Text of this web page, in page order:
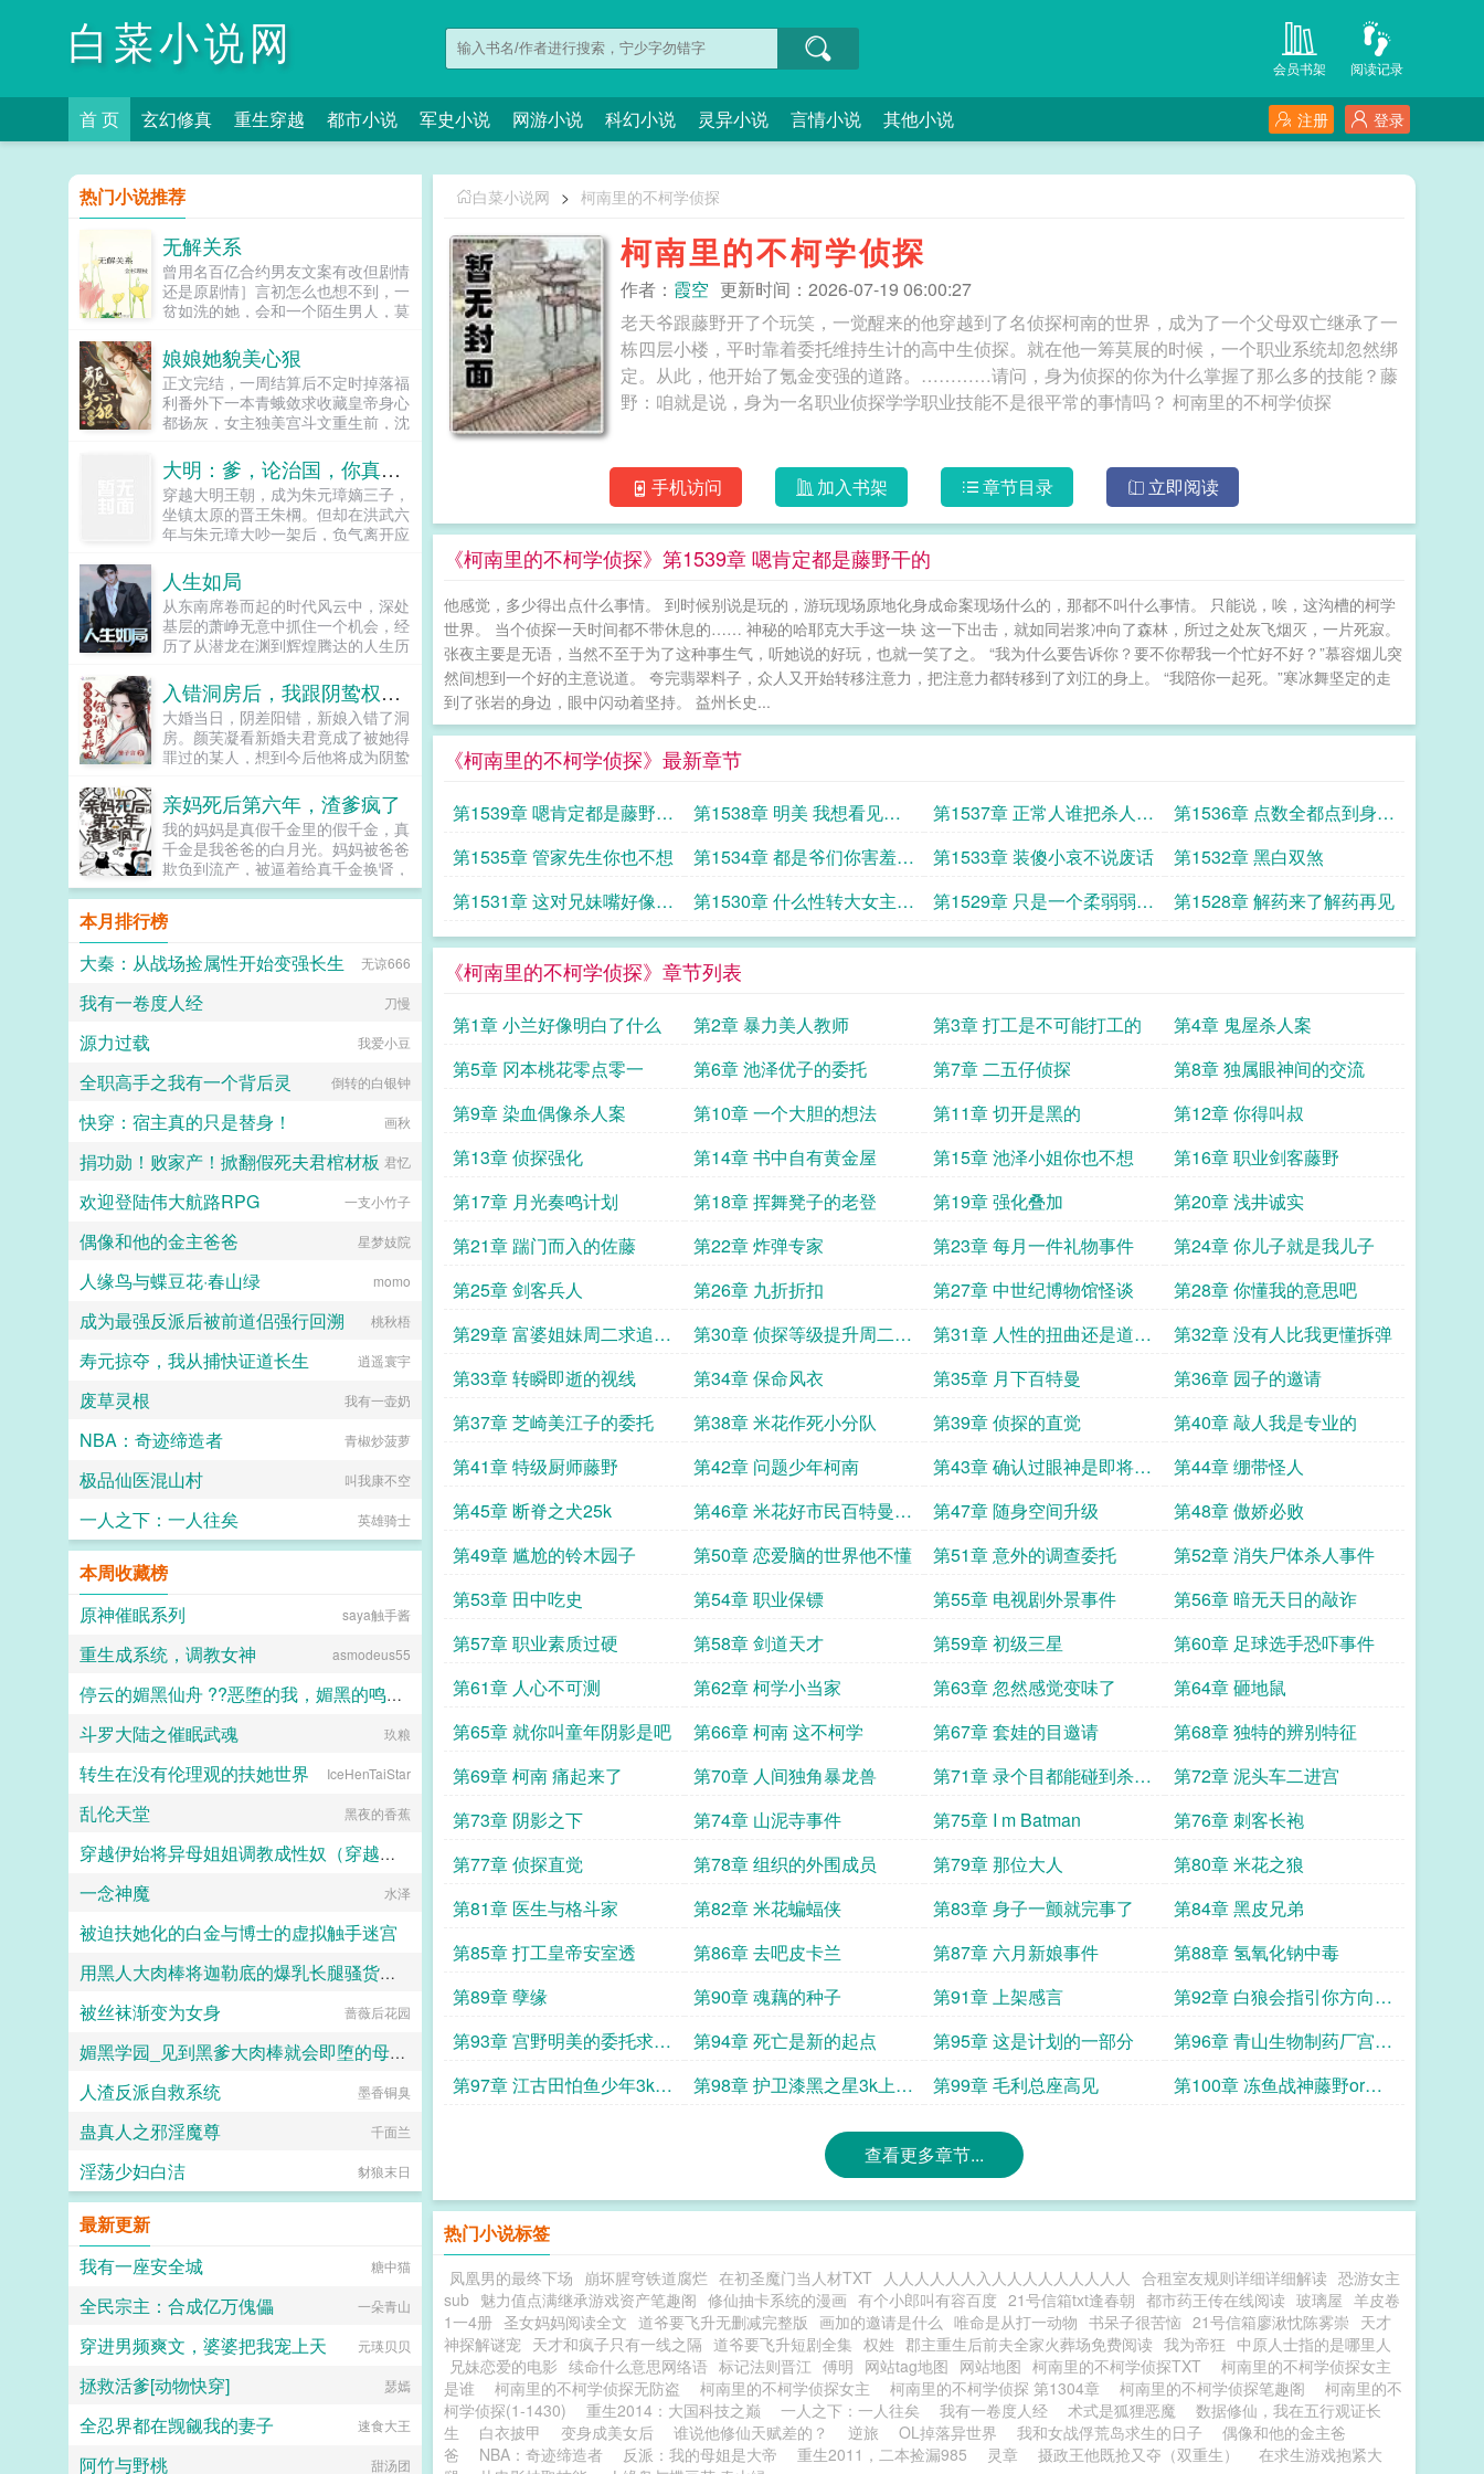
白菜小说网 阅读记录
会员书架
首 页 玄幻修真 重生穿越 都市小说 军史小说 网游小说 科幻小说 灵异小说 言情小说 其他小说 登录
注册
白菜小说网 > 柯南里的不柯学侦探
柯南里的不柯学侦探
作者： 霞空 更新时间：2026-07-19 06:00:27
老天爷跟藤野开了个玩笑，一觉醒来的他穿越到了名侦探柯南的世界，成为了一个父母双亡继承了一
栋四层小楼，平时靠着委托维持生计的高中生侦探。就在他一筹莫展的时候，一个职业系统却忽然绑
定。从此，他开始了氪金变强的道路。…………请问，身为侦探的你为什么掌握了那么多的技能？藤
野：咱就是说，身为一名职业侦探学学职业技能不是很平常的事情吗？ 柯南里的不柯学侦探
手机访问 加入书架 章节目录 立即阅读
《柯南里的不柯学侦探》第1539章 嗯肯定都是藤野干的
他感觉，多少得出点什么事情。 到时候别说是玩的，游玩现场原地化身成命案现场什么的，那都不叫什么事情。 只能说，唉，这沟槽的柯学
世界。 当个侦探一天时间都不带休息的…… 神秘的哈耶克大手这一块 这一下出击，就如同岩浆冲向了森林，所过之处灰飞烟灭，一片死寂。
张夜主要是无语，当然不至于为了这种事生气，听她说的好玩，也就一笑了之。 “我为什么要告诉你？要不你帮我一个忙好不好？”慕容烟儿突
然间想到一个好的主意说道。 夸完翡翠料子，众人又开始转移注意力，把注意力都转移到了刘江的身上。 “我陪你一起死。”寒冰舞坚定的走
到了张岩的身边，眼中闪动着坚持。 益州长史...
《柯南里的不柯学侦探》最新章节
第1539章 嗯肯定都是藤野干
的
第1538章 明美 我想看见血
流成河
第1537章 正常人谁把杀人挂
嘴边啊
第1536章 点数全都点到身体
素质这一块
第1535章 管家先生你也不想
第1534章 都是爷们你害羞什
么啊
第1533章 装傻小哀不说废话
第1532章 黑白双煞
第1531章 这对兄妹嘴好像淬
了毒
第1530章 什么性转大女主委
托
第1529章 只是一个柔弱弱弱
的女生罢了
第1528章 解药来了解药再见
《柯南里的不柯学侦探》章节列表
第1章 小兰好像明白了什么 第2章 暴力美人教师 第3章 打工是不可能打工的
第4章 鬼屋杀人案
第5章 冈本桃花零点零一
第6章 池泽优子的委托 第7章 二五仔侦探
第8章 独属眼神间的交流
第9章 染血偶像杀人案
第10章 一个大胆的想法 第11章 切开是黑的
第12章 你得叫叔
第13章 侦探强化
第14章 书中自有黄金屋 第15章 池泽小姐你也不想
第16章 职业剑客藤野
第17章 月光奏鸣计划
第18章 挥舞凳子的老登 第19章 强化叠加
第20章 浅井诚实
第21章 踹门而入的佐藤
第22章 炸弹专家 第23章 每月一件礼物事件
第24章 你儿子就是我儿子
第25章 剑客兵人
第26章 九折折扣 第27章 中世纪博物馆怪谈
第28章 你懂我的意思吧
第29章 富婆姐妹周二求追读
25k1
第30章 侦探等级提升周二求
追读25k2
第31章 人性的扭曲还是道德
的沦丧
第32章 没有人比我更懂拆弹
第33章 转瞬即逝的视线
第34章 保命风衣 第35章 月下百特曼
第36章 园子的邀请
第37章 芝崎美江子的委托
第38章 米花作死小分队 第39章 侦探的直觉
第40章 敲人我是专业的
第41章 特级厨师藤野
第42章 问题少年柯南
第43章 确认过眼神是即将遇
害的人
第44章 绷带怪人
第45章 断脊之犬25k
第46章 米花好市民百特曼
25k
第47章 随身空间升级
第48章 傲娇必败
第49章 尴尬的铃木园子
第50章 恋爱脑的世界他不懂 第51章 意外的调查委托
第52章 消失尸体杀人事件
第53章 田中吃史
第54章 职业保镖 第55章 电视剧外景事件
第56章 暗无天日的敲诈
第57章 职业素质过硬
第58章 剑道天才 第59章 初级三星
第60章 足球选手恐吓事件
第61章 人心不可测
第62章 柯学小当家 第63章 忽然感觉变味了
第64章 砸地鼠
第65章 就你叫童年阴影是吧
第66章 柯南 这不柯学 第67章 套娃的目邀请
第68章 独特的辨别特征
第69章 柯南 痛起来了
第70章 人间独角暴龙兽
第71章 录个目都能碰到杀人
案
第72章 泥头车二进宫
第73章 阴影之下
第74章 山泥寺事件 第75章 I m Batman
第76章 刺客长袍
第77章 侦探直觉
第78章 组织的外围成员 第79章 那位大人
第80章 米花之狼
第81章 医生与格斗家
第82章 米花蝙蝠侠 第83章 身子一颤就完事了
第84章 黑皮兄弟
第85章 打工皇帝安室透
第86章 去吧皮卡兰 第87章 六月新娘事件
第88章 氢氧化钠中毒
第89章 孽缘
第90章 魂藕的种子 第91章 上架感言
第92章 白狼会指引你方向求
首订
第93章 宫野明美的委托求首
订
第94章 死亡是新的起点 第95章 这是计划的一部分
第96章 青山生物制药厂宫野
志保
第97章 江古田怕鱼少年3k上
第98章 护卫漆黑之星3k上架
第99章 毛利总座高见
第100章 冻鱼战神藤野or怪
查看更多章节...
热门小说标签
凤凰男的最终下场 崩坏腥穹铁道腐烂 在初圣魔门当人材TXT 人人人人人人入人人人人人人人人人 合租室友规则详细详细解读 恐游女主
sub 魅力值点满继承游戏资产笔趣阁 修仙抽卡系统的漫画 有个小郎叫有容百度 21号信箱txt逢春朝 都市药王传在线阅读 玻璃屋 羊皮卷
1一4册 圣女妈妈阅读全文 道爷要飞升无删减完整版 画加的邀请是什么 唯命是从打一动物 书呆子很苦恼 21号信箱廖湫忱陈雾崇 天才
神探解谜宠 天才和疯子只有一线之隔 道爷要飞升短剧全集 权姓 郡主重生后前夫全家火葬场免费阅读 我为帝狂 中原人士指的是哪里人
兄妹恋爱的电影 续命什么意思网络语 标记法则晋江 傅明 网站tag地图 网站地图 柯南里的不柯学侦探TXT
柯南里的不柯学侦探女主
是谁
柯南里的不柯学侦探无防盗 柯南里的不柯学侦探女主 柯南里的不柯学侦探 第1304章 柯南里的不柯学侦探笔趣阁
柯南里的不
柯学侦探(1-1430)
重生2014：大国科技之巅 一人之下：一人往矣 我有一卷度人经 术式是狐狸恶魔
数据修仙，我在五行观证长
生
白衣披甲 变身成美女后 谁说他修仙天赋差的？ 逆旅 OL掉落异世界 我和女战俘荒岛求生的日子
偶像和他的金主爸
爸
NBA：奇迹缔造者 反派：我的母姐是大帝 重生2011，二本捡漏985 灵章 摄政王他既抢又夺（双重生）
在求生游戏抱紧大
热门小说推荐
无解关系
曾用名百亿合约男友文案有改但剧情
还是原剧情］言初怎么也想不到，一
贫如洗的她，会和一个陌生男人，莫
富交换。说白了就是他的钱进了她账
户，她的钱进了他账户还转！不！
回！去！好消息对方是陆洺执，陆氏
集团太子爷，多金，年轻，人还帅。
坏消息这人脾气差，控制欲强，还打
娘娘她貌美心狠
正文完结，一周结算后不定时掉落福
利番外下一本青蛾敛求收藏皇帝身心
都扬灰，女主独美宫斗文重生前，沈
是不幸小产的失宠妃嫔。而这一切的
罪魁祸首，是曾与她相恋的帝
王。 怀着没有刺死皇帝的遗憾，
沈知姁回到事发那年。 彼时，她
正被迫在寝殿中安静养病。四下一
心，想趁机上位的宫女蠢蠢欲动，熟
识的太医问无此人更有素来不和的妃
嫔们，个个落井下石，迫不及待地要
将她踩下。可沈知姁只虚弱一笑。她
旨虽然已下，但距离被二次牵连，尚
有三年。而曾失去的孩子，也在未来
等她。冬夜初雪，帝王生辰之日。沈
知姁粉面憔悴，朱唇莹白，携着一碗
亲手做的长寿面，遥遥立在阶
颤，语带哭腔。只言对皇帝的错悔与
思恋。 她的眼眸如春水一样清
澈。盈满了浓烈真挚又纯粹的爱意。
这是帝王毕生所求最为渴盼之
物。 帝王此时尚且年轻稚嫩。见
沈知姁心意回转，更多了他所愿的乖
顺懂事，不由面露愧色，揽她入
怀。 沈知姁如一只失了羽毛的雀
儿，只露出娇艳的侧脸和白洁脆弱的
颈脖。羽睫之下，掩着她的勃勃野心
和滔天恨意。 眼前的帝王，已经
不是她的心上人，只是一条为皇权恩
将仇报薄情寡义的恶犬。 她要
他无处可归。（小剧场）多年后，小
宫女恭敬为垂帘听政的沈太后挽髻。
她望着镜中风韵绝佳的高位者，不由
怔怔娘娘当真貌美。 这得多亏先
帝去得早。沈太后挑眉轻笑，神情愉
悦地为自己挑选簪花。她赢到今日，
凭借的不止有美貌。貌美心狠，方成
大事。阅读须知 1本文为传统型
宫斗权谋，非甜宠，男非c 背景
架空，节奏慢热（尤其在前期），会
偏一点群像 2女主过程成长结局
独美，狗皇帝挫骨扬灰（物理＋心
理） 3配角妃嫔大多为自身家族
奋斗，视妃位如官职 4作者想看
复仇宫斗，自割腿肉，宫斗权谋小
白，会努力写得有逻辑qaq感谢小天
使们的支持和喜欢！宫斗预收独占圣
爱躺平推推宫斗预收独占圣心宫女上
位宫斗文，女主扮猪吃老虎 六岁生
辰那日，盈桃从官家小姐沦为宫中罪
奴，剥夺姓名，发配行宫。她苦心经
营十年，趁着新帝即位，使巧计拿回
姓名回到皇宫。 只时运不济，撞
上嫔妃们暗斗，被贤妃当作添堵的玩
意儿，指给面善心妒的胡婕妤。
盈桃立时低掩一张娇面，决定韬光养
晦，静待时机。 她从不打扮招展
会傻傻的笑脸相迎。 终
盈六宫。 莺莺燕燕如蝶飞，
踏足。 逼得胡婕妤要在自己宫中
心。 于是胡婕妤的目光落在
明远帝记得毓秀宫中，有个小宫女格
姿，令人生怜。笑时眉如弯月，尤其
情的梨涡，似盈满了两汪春水，婉转
心。 直到红烛金帐中，明远
上，也有两个盈满春水的涡。 几
宫女受了极大的委屈，杏眼泪濛濛，
意养得圆润的玉肌上，是青紫骇人的
极。 小宫女却伸出一双柔荑，勾
愿陛下为难。 哄得明远帝心肝都
他没瞧见，盈桃委屈抿起的唇角，弯
起一点儿弧度。 众人皆知，明远
排众议，彻查一桩陈年旧案。 助
偿，那双笑盈盈的眼望向凤座。淑妃
才刚刚开始呢。...
大明：爹，论治国，你真不行
穿越大明王朝，成为朱元璋嫡三子，
坐镇太原的晋王朱棡。但却在洪武六
年与朱元璋大吵一架后，负气离开应
起，朱棡不仅将太原治理的仅仅有
条，更是为大明戍守边塞，大败王保
保，将北元逼入绝境！可便是此时，
一道圣旨入太原，朝中以胡惟庸为首
的大臣弹劾朱棡拥兵自重，有不臣之
朱元璋老三，咱轻徭薄赋，可曾亏待
百姓？朱棡呵呵，天下穷苦唯有百
姓，若连田亩都没有，何以轻徭薄
赋，而百姓仍是水生火热！朱元璋我
明？朱棡呵呵，不改革弊端，若是一
昧杀杀杀，你哪怕是将天下官员全部
杀干净，又能如何？朱元璋我为你们
封王赐藩，就是为了让你们永享荣华
富贵，可曾对不起你们？朱棡呵呵，
以一国之力赡养朱家亲族？可曾听闻
物极必反，国亡族灭！逆子！朱元璋
怒喝道。呵呵，爹，论治国，你真不
行。朱棡淡然道。是夜，朱元璋留晋
王朱棡在京辅国，重议洪武诸策。...
人生如局
从东南席卷而起的时代风云中，深处
基层的萧峥无意中抓住一个机会，经
历了从潜龙在渊到辉煌腾达的人生历
入错洞房后，我跟阴鸷权臣去种田
大婚当日，阴差阳错，新娘入错了洞
房。颜芙凝看新婚夫君竟成了被她得
罪过的某人，想到今后他将成为阴鸷
不承想，新婚翌日他们就被赶去了乡
下种田。不想步炮灰女后尘，她努力
挣家业，顺毛捋他，当好他名义上的
妻。傅辞翊见新婚妻子竟成了曾退他
亲事的某女，本可当即和离了事，他
忽然改了主意。此般女子放在身旁日
日折磨才好。哪里想到此女娇软动
人，一颦一笑皆在勾人他竭力克制隐
忍，却不想折磨的竟是他自己。某
日，傅辞翊遇袭被击了脑袋，此后频
频梦见一个女子。梦里女子的脸，他
从未看清，却知她身上有处胎记，仿
若初绽的芙蕖某晚，颜芙凝在房中沐
浴，不小心被他看到了后腰。冷淡的
某人凤眸微敛，眼底似含了她读不懂
的复杂情绪。她莫名心慌欲逃。男人
却掐紧了她的腰肢，蹙眉警告莫再勾
我！颜芙凝是谁掐着她的腰不放？...
亲妈死后第六年，渣爹疯了
我的妈妈是真假千金里的假千金，真
千金是我爸爸的白月光。妈妈被爸爸
欺负到流产，被逼着给真千金换肾，
被绑架犯凌虐。终于，她解脱了。她
死了。妈妈死后第六年，爸爸突然后
悔了。他把真千金赶走，跪在坟墓前
哀求妈妈回到他的身边。所有人都认
为，她不会再回来了。只有我知道，
本月排行榜
大秦：从战场捡属性开始变强长生
无谅666
我有一卷度人经 刀慢
源力过载 我爱小豆
全职高手之我有一个背后灵 倒转的白银钟
快穿：宿主真的只是替身！ 画秋
捐功勋！败家产！掀翻假死夫君棺材板 君忆
欢迎登陆伟大航路RPG 一支小竹子
偶像和他的金主爸爸 星梦妓院
人缘鸟与蝶豆花·春山绿 momo
成为最强反派后被前道侣强行回溯 桃秋梧
寿元掠夺，我从捕快证道长生 逍遥寰宇
废草灵根 我有一壶奶
NBA：奇迹缔造者 青椒炒菠萝
极品仙医混山村 叫我康不空
一人之下：一人往矣 英雄骑士
本周收藏榜
原神催眠系列
saya触手酱
重生成系统，调教女神 asmodeus55
停云的媚黑仙舟 ??恶堕的我，媚黑的鸣火首席以及仙舟??
露露
斗罗大陆之催眠武魂 玖粮
转生在没有伦理观的扶她世界 IceHenTaiStar
乱伦天堂 黑夜的香蕉
穿越伊始将异母姐姐调教成性奴（穿越到异世界把高贵强大的女性征服至胯下）
dark
一念神魔 水泽
被迫扶她化的白金与博士的虚拟触手迷宫
用黑人大肉棒将迦勒底的爆乳长腿骚货英灵一个个的全都调教成发情媚黑母猪贱婊吧
克图格亚改二
被丝袜渐变为女身 蔷薇后花园
媚黑学园_见到黑爹大肉棒就会即堕的母猪教师和婊子学生
佚名
人渣反派自救系统 墨香铜臭
蛊真人之邪淫魔尊 千面兰
淫荡少妇白洁 豺狼末日
最新更新
我有一座安全城
糖中猫
全民宗主：合成亿万傀儡 一朵青山
穿进男频爽文，婆婆把我宠上天 元瑛贝贝
拯救活爹[动物快穿] 瑟嫣
全忍界都在觊觎我的妻子 速食大王
阿竹与野桃 甜汤团